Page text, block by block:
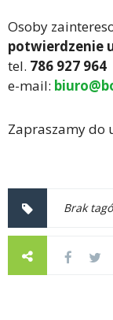
Osoby
potwierdzenie
tel. 786 927 964
e-mail:
Zapraszamy do
Brak